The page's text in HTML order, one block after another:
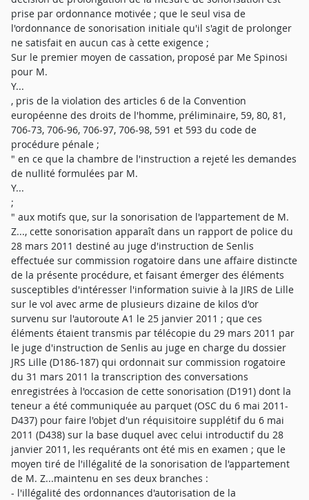
prise par ordonnance motivée ; que le seul visa de
l'ordonnance de sonorisation initiale qu'il s'agit de prolonger
ne satisfait en aucun cas à cette exigence ;
Sur le premier moyen de cassation, proposé par Me Spinosi
pour M.
Y...
, pris de la violation des articles 6 de la Convention
européenne des droits de l'homme, préliminaire, 59, 80, 81,
706-73, 706-96, 706-97, 706-98, 591 et 593 du code de
procédure pénale ;
" en ce que la chambre de l'instruction a rejeté les demandes
de nullité formulées par M.
Y...
;
" aux motifs que, sur la sonorisation de l'appartement de M.
Z..., cette sonorisation apparaît dans un rapport de police du
28 mars 2011 destiné au juge d'instruction de Senlis
effectuée sur commission rogatoire dans une affaire distincte
de la présente procédure, et faisant émerger des éléments
susceptibles d'intéresser l'information suivie à la JIRS de Lille
sur le vol avec arme de plusieurs dizaine de kilos d'or
survenu sur l'autoroute A1 le 25 janvier 2011 ; que ces
éléments étaient transmis par télécopie du 29 mars 2011 par
le juge d'instruction de Senlis au juge en charge du dossier
JRS Lille (D186-187) qui ordonnait sur commission rogatoire
du 31 mars 2011 la transcription des conversations
enregistrées à l'occasion de cette sonorisation (D191) dont la
teneur a été communiquée au parquet (OSC du 6 mai 2011-
D437) pour faire l'objet d'un réquisitoire supplétif du 6 mai
2011 (D438) sur la base duquel avec celui introductif du 28
janvier 2011, les requérants ont été mis en examen ; que le
moyen tiré de l'illégalité de la sonorisation de l'appartement
de M. Z...maintenu en ses deux branches :
- l'illégalité des ordonnances d'autorisation de la